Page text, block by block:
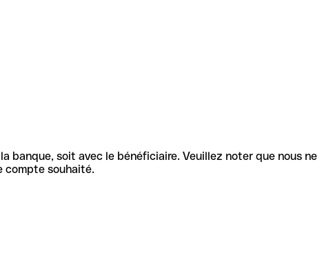
banque, soit avec le bénéficiaire. Veuillez noter que nous ne
compte souhaité.